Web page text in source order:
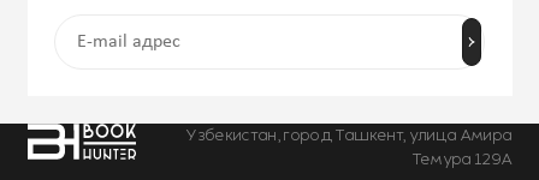
Узбекистан, город Ташкент, улица Амира
Темура 129А